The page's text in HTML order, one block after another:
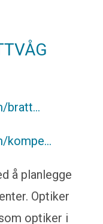
bratt...
kompe...
å planlegge
Optiker
optiker i